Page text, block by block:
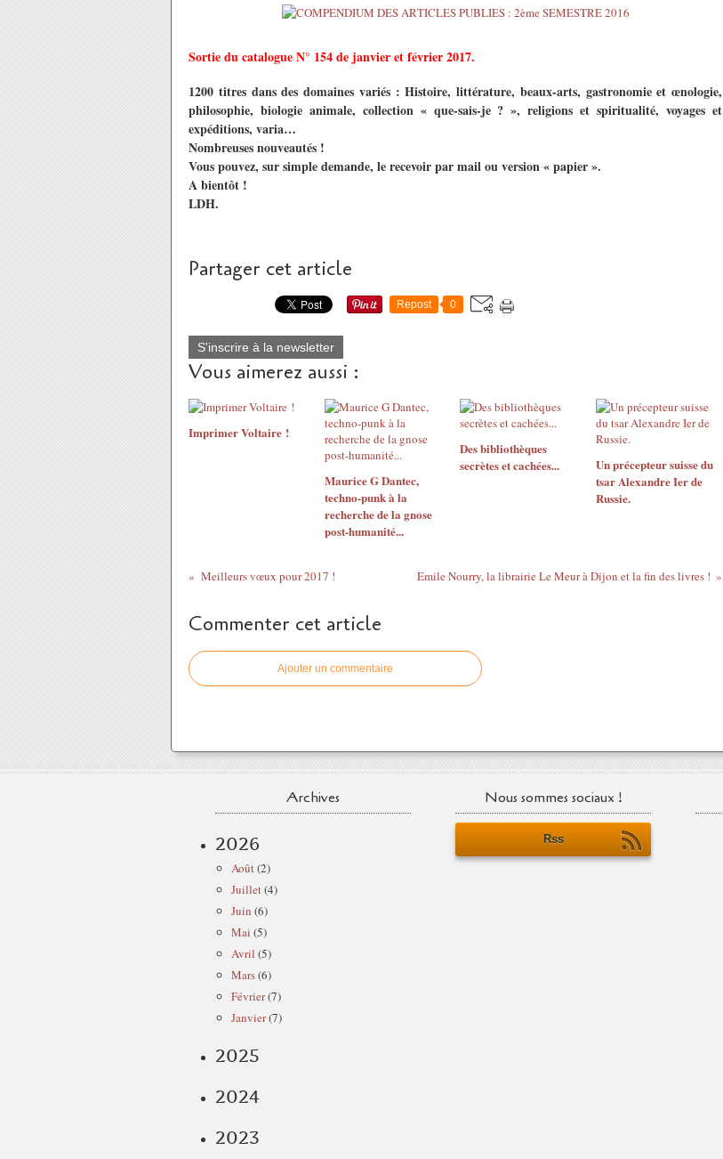
Sortie du catalogue N° 154 de janvier et février 2017.
1200 titres dans des domaines variés : Histoire, littérature, beaux-arts, gastronomie et œnologie,
philosophie, biologie animale, collection « que-sais-je ? », religions et spiritualité, voyages et
expéditions, varia…
Nombreuses nouveautés !
Vous pouvez, sur simple demande, le recevoir par mail ou version « papier ».
A bientôt !
LDH.
Partager cet article
Repost 0
S'inscrire à la newsletter
Vous aimerez aussi :
Imprimer Voltaire !
Maurice G Dantec,
techno-punk à la
recherche de la gnose
post-humanité...
Des bibliothèques
secrètes et cachées...
Un précepteur suisse du
tsar Alexandre Ier de
Russie.
Meilleurs vœux pour 2017 ! Emile Nourry, la librairie Le Meur à Dijon et la fin des livres !
Commenter cet article
Ajouter un commentaire
Archives
2026
Août(2)
Juillet(4)
Juin (6)
Mai (5)
Avril (5)
Mars(6)
Février(7)
Janvier(7)
2025
2024
2023
Nous sommes sociaux !
Rss